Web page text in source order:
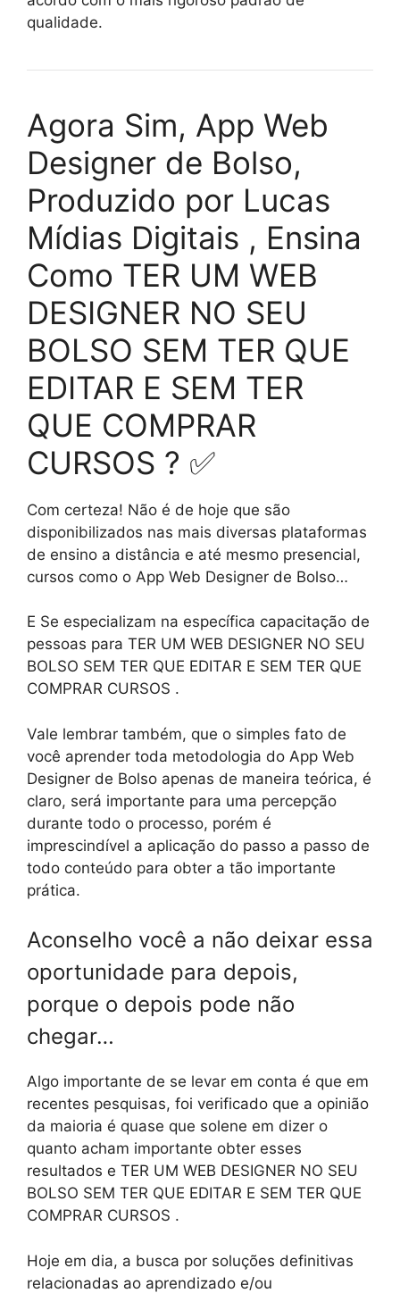
qualidade.
Agora Sim, App Web
Designer de Bolso,
Produzido por Lucas
Mídias Digitais , Ensina
Como TER UM WEB
DESIGNER NO SEU
BOLSO SEM TER QUE
EDITAR E SEM TER
QUE COMPRAR
CURSOS ? ✅
Com certeza! Não é de hoje que são
disponibilizados nas mais diversas plataformas
de ensino a distância e até mesmo presencial,
cursos como o App Web Designer de Bolso…
E Se especializam na específica capacitação de
pessoas para TER UM WEB DESIGNER NO SEU
BOLSO SEM TER QUE EDITAR E SEM TER QUE
COMPRAR CURSOS .
Vale lembrar também, que o simples fato de
você aprender toda metodologia do App Web
Designer de Bolso apenas de maneira teórica, é
claro, será importante para uma percepção
durante todo o processo, porém é
imprescindível a aplicação do passo a passo de
todo conteúdo para obter a tão importante
prática.
Aconselho você a não deixar essa
oportunidade para depois,
porque o depois pode não
chegar…
Algo importante de se levar em conta é que em
recentes pesquisas, foi verificado que a opinião
da maioria é quase que solene em dizer o
quanto acham importante obter esses
resultados e TER UM WEB DESIGNER NO SEU
BOLSO SEM TER QUE EDITAR E SEM TER QUE
COMPRAR CURSOS .
Hoje em dia, a busca por soluções definitivas
relacionadas ao aprendizado e/ou